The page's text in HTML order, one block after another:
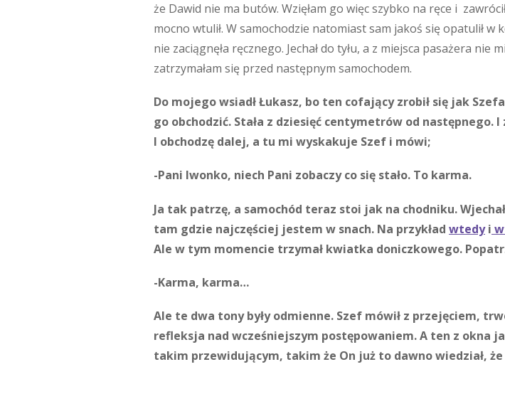
że Dawid nie ma butów. Wzięłam go więc szybko na ręce i
mocno wtulił. W samochodzie natomiast sam jakoś się opatulił w
nie zaciągnęła ręcznego. Jechał do tyłu, a z miejsca pasażera nie
zatrzymałam się przed następnym samochodem.
Do mojego wsiadł Łukasz, bo ten cofający zrobił się jak
go obchodzić. Stała z dziesięć centymetrów od
I obchodzę dalej, a tu mi wyskakuje Szef i mówi;
-Pani Iwonko, niech Pani zobaczy co się stało. To karma.
Ja tak patrzę, a samochód teraz stoi jak na chodniku.
tam gdzie najczęściej jestem w snach. Na przykład wtedyi
Ale w tym momencie trzymał kwiatka doniczkowego.
-Karma, karma…
Ale te dwa tony były odmienne. Szef mówił z przejęciem,
refleksja nad wcześniejszym postępowaniem. A ten z okna
takim przewidującym, takim że On już to dawno wiedział,